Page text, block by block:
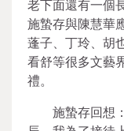
老下面還有一個
施蟄存與陳慧華
蓬子、丁玲、胡
看舒等很多文藝
禮。
施蟄存回想